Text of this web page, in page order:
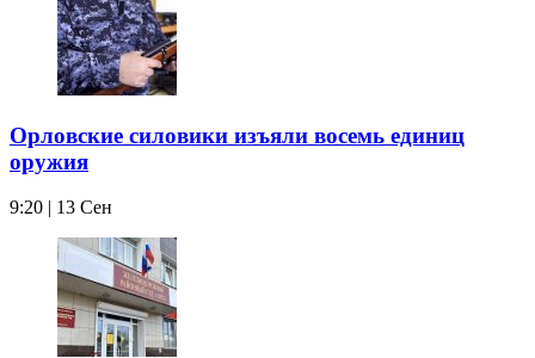
Орловские силовики изъяли восемь единиц
оружия
9:20 | 13 Сен